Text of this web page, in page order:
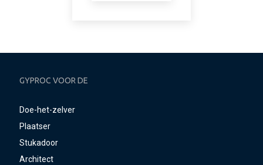
GYPROC VOOR DE
Doe-het-zelver
Plaatser
Stukadoor
Architect